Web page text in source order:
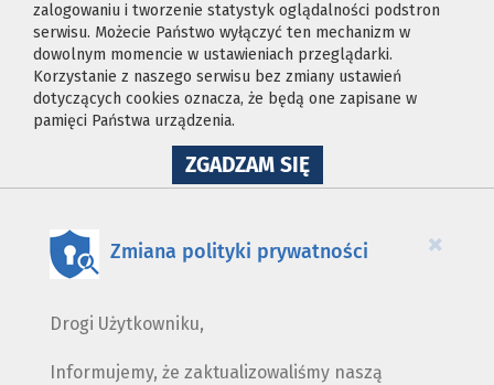
zalogowaniu i tworzenie statystyk oglądalności podstron
serwisu. Możecie Państwo wyłączyć ten mechanizm w
dowolnym momencie w ustawieniach przeglądarki.
Korzystanie z naszego serwisu bez zmiany ustawień
dotyczących cookies oznacza, że będą one zapisane w
pamięci Państwa urządzenia.
ZGADZAM SIĘNA
WYKORZYSTANIE
×
Zmiana polityki prywatności
Drogi Użytkowniku,
Informujemy, że zaktualizowaliśmy naszą